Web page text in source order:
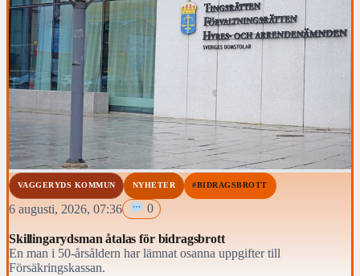
VAGGERYDS KOMMUN NYHETER #BIDRAGSBROTT
6 augusti, 2026, 07:36 0
Skillingarydsman åtalas för bidragsbrott
En man i 50-årsåldern har lämnat osanna uppgifter till
Försäkringskassan.